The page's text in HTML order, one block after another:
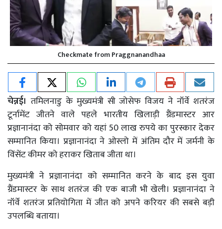
Checkmate from Praggnanandhaa
चेन्नई। तमिलनाडु के मुख्यमंत्री सी जोसेफ विजय ने नॉर्वे शतरंज
टूर्नामेंट जीतने वाले पहले भारतीय खिलाड़ी ग्रैंडमास्टर आर
प्रज्ञानानंदा को सोमवार को यहां 50 लाख रुपये का पुरस्कार देकर
सम्मानित किया। प्रज्ञानानंदा ने ओस्लो में अंतिम दौर में जर्मनी के
विंसेंट कीमर को हराकर खिताब जीता था।
मुख्यमंत्री ने प्रज्ञानानंदा को सम्मानित करने के बाद इस युवा
ग्रैंडमास्टर के साथ शतरंज की एक बाजी भी खेली। प्रज्ञानानंदा ने
नॉर्वे शतरंज प्रतियोगिता में जीत को अपने करियर की सबसे बड़ी
उपलब्धि बताया।